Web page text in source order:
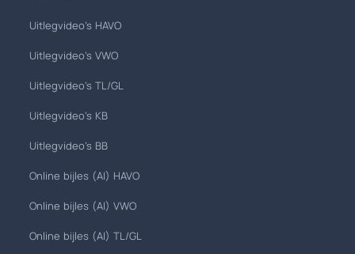
Uitlegvideo's HAVO
Uitlegvideo's VWO
Uitlegvideo's TL/GL
Uitlegvideo's KB
Uitlegvideo's BB
Online bijles (AI) HAVO
Online bijles (AI) VWO
Online bijles (AI) TL/GL